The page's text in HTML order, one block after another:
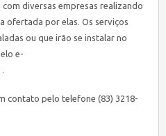
diversas empresas realizando
ofertada por elas. Os serviços
ou que irão se instalar no
e-
.
contato pelo telefone (83) 3218-